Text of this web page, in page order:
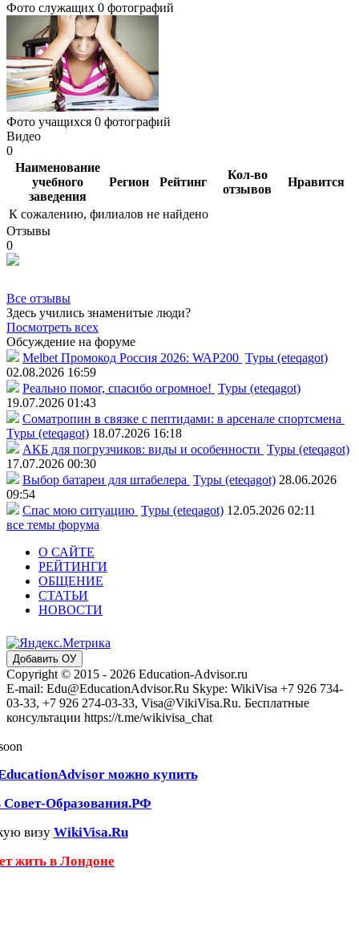
Фото служащих 0 фотографий
Фото учащихся 0 фотографий
Видео
0
Наименование
учебного
заведения
Регион Рейтинг
Кол-во
отзывов
Нравится
К сожалению, филиалов не найдено
Отзывы
0
Все отзывы
Здесь учились знаменитые люди?
Посмотреть всех
Обсуждение на форуме
Melbet Промокод Россия 2026: WAP200 Туры (eteqagot)
02.08.2026 16:59
Реально помог, спасибо огромное! Туры (eteqagot)
19.07.2026 01:43
Соматропин в связке с пептидами: в арсенале спортсмена
Туры (eteqagot) 18.07.2026 16:18
АКБ для погрузчиков: виды и особенности Туры (eteqagot)
17.07.2026 00:30
Выбор батареи для штабелера Туры (eteqagot) 28.06.2026
09:54
Спас мою ситуацию Туры (eteqagot) 12.05.2026 02:11
все темы форума
О САЙТЕ
РЕЙТИНГИ
ОБЩЕНИЕ
СТАТЬИ
НОВОСТИ
Добавить ОУ
Copyright © 2015 - 2026 Education-Advisor.ru
E-mail: Edu@EducationAdvisor.Ru Skype: WikiVisa +7 926 734-
03-33, +7 926 274-03-33, Visa@VikiVisa.Ru. Бесплатные
консультации https://t.me/wikivisa_chat
можно купить
Совет-Образования.РФ
визу WikiVisa.Ru
жить в Лондоне